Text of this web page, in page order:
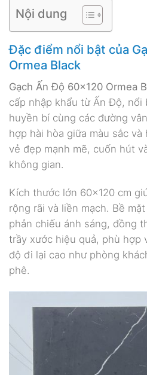
Nội dung
Đặc điểm nổi bật của
Ormea Black
Gạch Ấn Độ 60×120 Ormea
cấp nhập khẩu từ Ấn Độ, nổi
huyền bí cùng các đường
hợp hài hòa giữa màu sắc
vẻ đẹp mạnh mẽ, cuốn hút
không gian.
Kích thước lớn 60×120 cm
rộng rãi và liền mạch. Bề
phản chiếu ánh sáng, đồng
trầy xước hiệu quả, phù hợp
độ đi lại cao như phòng
phê.